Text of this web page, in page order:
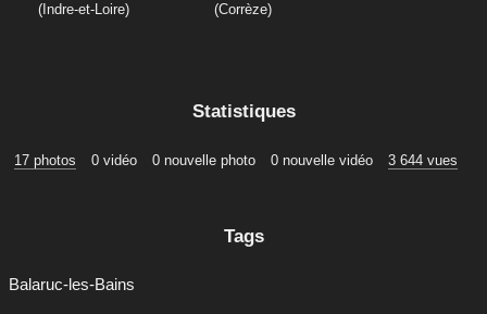
(Indre-et-Loire)
(Corrèze)
Statistiques
17 photos 0 vidéo 0 nouvelle photo 0 nouvelle vidéo 3 644 vues
Tags
Balaruc-les-Bains